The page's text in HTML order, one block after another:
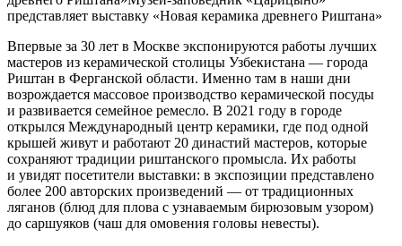
представляет выставку «Новая керамика древнего Риштана»
Впервые за 30 лет в Москве экспонируются работы лучших
мастеров из керамической столицы Узбекистана — города
Риштан в Ферганской области. Именно там в наши дни
возрождается массовое производство керамической посуды
и развивается семейное ремесло. В 2021 году в городе
открылся Международный центр керамики, где под одной
крышей живут и работают 20 династий мастеров, которые
сохраняют традиции риштанского промысла. Их работы
и увидят посетители выставки: в экспозиции представлено
более 200 авторских произведений — от традиционных
ляганов (блюд для плова с узнаваемым бирюзовым узором)
до саршуяков (чаш для омовения головы невесты).